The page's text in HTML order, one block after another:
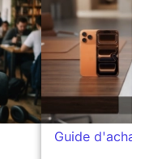
Guide d'achat